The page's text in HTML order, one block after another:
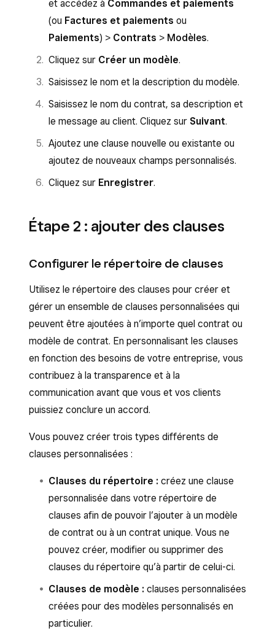
et accédez à Commandes et paiements
(ou Factures et paiements ou
Paiements) > Contrats > Modèles.
Cliquez sur Créer un modèle.
Saisissez le nom et la description du modèle.
Saisissez le nom du contrat, sa description et
le message au client. Cliquez sur Suivant.
Ajoutez une clause nouvelle ou existante ou
ajoutez de nouveaux champs personnalisés.
Cliquez sur Enregistrer.
Étape 2 : ajouter des clauses
Configurer le répertoire de clauses
Utilisez le répertoire des clauses pour créer et
gérer un ensemble de clauses personnalisées qui
peuvent être ajoutées à n’importe quel contrat ou
modèle de contrat. En personnalisant les clauses
en fonction des besoins de votre entreprise, vous
contribuez à la transparence et à la
communication avant que vous et vos clients
puissiez conclure un accord.
Vous pouvez créer trois types différents de
clauses personnalisées :
Clauses du répertoire : créez une clause
personnalisée dans votre répertoire de
clauses afin de pouvoir l’ajouter à un modèle
de contrat ou à un contrat unique. Vous ne
pouvez créer, modifier ou supprimer des
clauses du répertoire qu’à partir de celui-ci.
Clauses de modèle : clauses personnalisées
créées pour des modèles personnalisés en
particulier.